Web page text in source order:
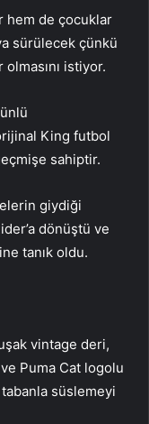
hem de çocuklar
sürülecek çünkü
istiyor.
King futbol
sahiptir.
giydiği
dönüştü ve
tanık oldu.
vintage deri,
ve Puma Cat logolu
süslemeyi